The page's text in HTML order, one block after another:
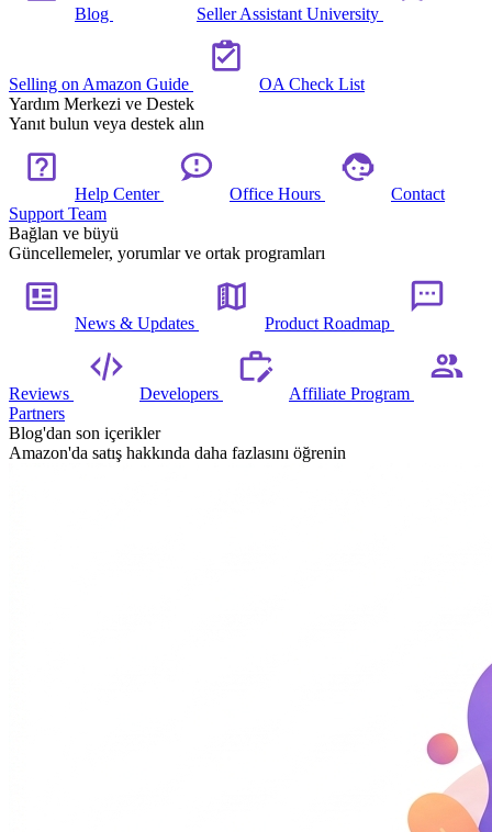
Blog Seller Assistant University
Selling on Amazon Guide
OA Check List
Yardım Merkezi ve Destek
Yanıt bulun veya destek alın
Help Center Office Hours
Contact
Support Team
Bağlan ve büyü
Güncellemeler, yorumlar ve ortak programları
News & Updates Product Roadmap
Reviews Developers
Affiliate Program
Partners
Blog'dan son içerikler
Amazon'da satış hakkında daha fazlasını öğrenin